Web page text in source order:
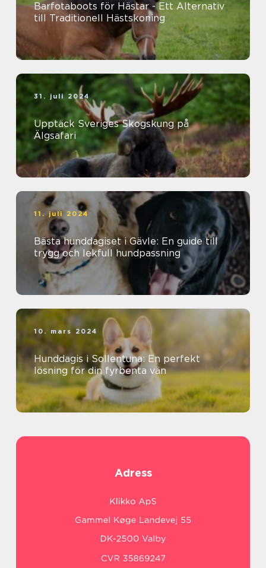
Barfotaboots för Hästar - Ett Alternativ
till Traditionell Hästskoning
31. juli 2024
Upptäck Sveriges Skogskung på
Älgsafari
11. juli 2024
Bästa hunddagiset i Gävle: En guide till
trygg och lekfull hundpassning
10. mars 2024
Hunddagis i Sollentuna: En perfekt
lösning för din fyrbenta vän
Adress